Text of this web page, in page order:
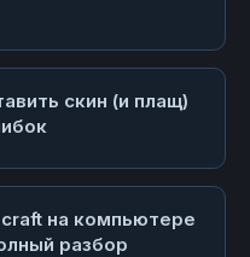
скин (и плащ)
на компьютере
разбор